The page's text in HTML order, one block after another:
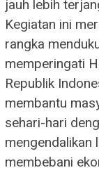
jauh lebih
​Kegiatan ini
rangka
memperingati
Republik
membantu
sehari-hari
membebani